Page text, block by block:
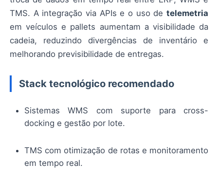
TMS. A integração via APIs e o uso de telemetria
em veículos e pallets aumentam a visibilidade da
cadeia, reduzindo divergências de inventário e
melhorando previsibilidade de entregas.
Stack tecnológico recomendado
Sistemas WMS com suporte para cross-
docking e gestão por lote.
TMS com otimização de rotas e monitoramento
em tempo real.